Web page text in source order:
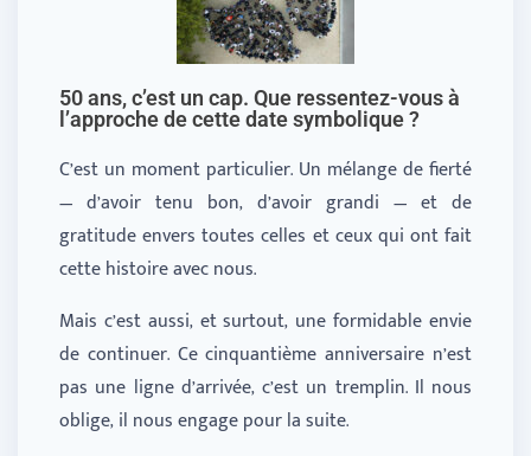
50 ans, c’est un cap. Que ressentez-vous à
l’approche de cette date symbolique ?
C’est un moment particulier. Un mélange de fierté
— d’avoir tenu bon, d’avoir grandi — et de
gratitude envers toutes celles et ceux qui ont fait
cette histoire avec nous.
Mais c’est aussi, et surtout, une formidable envie
de continuer. Ce cinquantième anniversaire n’est
pas une ligne d’arrivée, c’est un tremplin. Il nous
oblige, il nous engage pour la suite.